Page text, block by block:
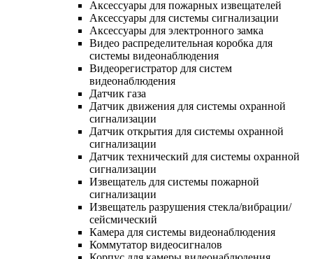
Аксессуары для пожарных извещателей
Аксессуары для системы сигнализации
Аксессуары для электронного замка
Видео распределительная коробка для
системы видеонаблюдения
Видеорегистратор для систем
видеонаблюдения
Датчик газа
Датчик движения для системы охранной
сигнализации
Датчик открытия для системы охранной
сигнализации
Датчик технический для системы охранной
сигнализации
Извещатель для системы пожарной
сигнализации
Извещатель разрушения стекла/вибрации/
сейсмический
Камера для системы видеонаблюдения
Коммутатор видеосигналов